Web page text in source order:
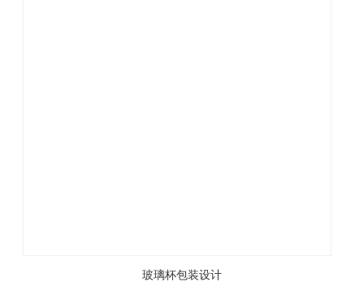
玻璃杯包装设计